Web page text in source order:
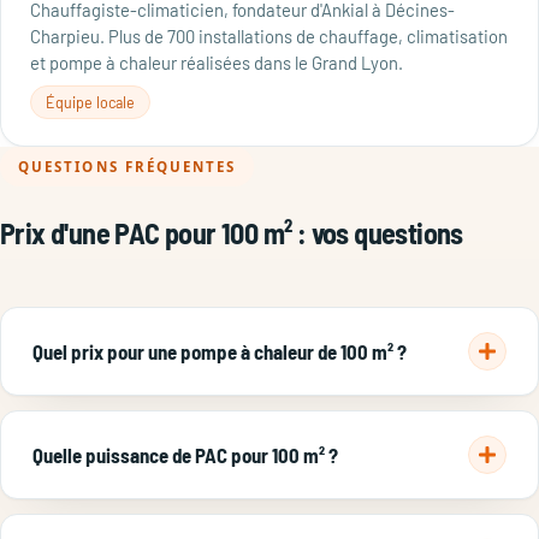
Chauffagiste-climaticien, fondateur d'Ankial à Décines-
Charpieu. Plus de 700 installations de chauffage, climatisation
et pompe à chaleur réalisées dans le Grand Lyon.
Équipe locale
QUESTIONS FRÉQUENTES
Prix d'une PAC pour 100 m² : vos questions
Quel prix pour une pompe à chaleur de 100 m² ?
Pour une maison de 100 m², comptez 10 000 à 18 000 € posés
chauffe aussi l'eau sanitaire), et 6 000 à 11 000 € pour une
PAC air/air réversible (chauffage et climatisation). Après les
Quelle puissance de PAC pour 100 m² ?
Pour une maison de 100 m² bien isolée dans le climat